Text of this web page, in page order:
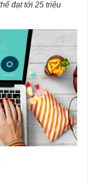
đạt tới 25 triệu